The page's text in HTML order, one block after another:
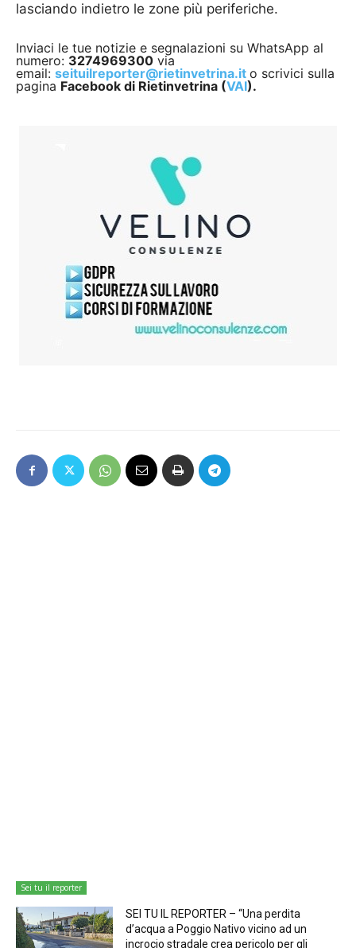
lasciando indietro le zone più periferiche.
Inviaci le tue notizie e segnalazioni su WhatsApp al
numero: 3274969300 via
email: seituilreporter@rietinvetrina.it o scrivici sulla
pagina Facebook di Rietinvetrina (VAI).
Sei tu il reporter
SEI TU IL REPORTER – “Una perdita
d’acqua a Poggio Nativo vicino ad un
incrocio stradale crea pericolo per gli